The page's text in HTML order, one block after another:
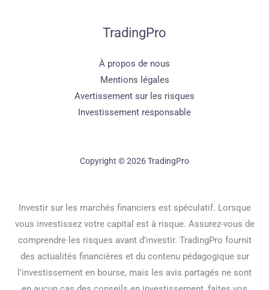
TradingPro
À propos de nous
Mentions légales
Avertissement sur les risques
Investissement responsable
Copyright © 2026 TradingPro
Investir sur les marchés financiers est spéculatif. Lorsque
vous investissez votre capital est à risque. Assurez-vous de
comprendre les risques avant d'investir. TradingPro fournit
des actualités financières et du contenu pédagogique sur
l'investissement en bourse, mais les avis partagés ne sont